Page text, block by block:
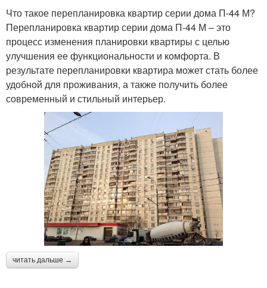
Что такое перепланировка квартир серии дома П-44 М?
Перепланировка квартир серии дома П-44 М – это
процесс изменения планировки квартиры с целью
улучшения ее функциональности и комфорта. В
результате перепланировки квартира может стать более
удобной для проживания, а также получить более
современный и стильный интерьер.
читать дальше →